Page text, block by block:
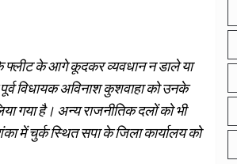
फ्लीट के आगे कूदकर व्यवधान न डाले या
विधायक अविनाश कुशवाहा को उनके
गया है। अन्य राजनीतिक दलों को भी
में चुर्क स्थित सपा के जिला कार्यालय को